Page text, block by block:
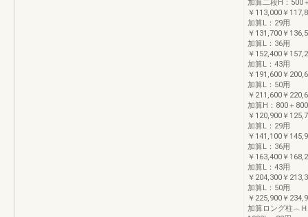
加算二段H：500
￥113,000￥
加算L：29用
￥131,700￥
加算L：36用
￥152,400￥
加算L：43用
￥191,600￥
加算L：50用
￥211,600￥
加算H：800＋
￥120,900￥
加算L：29用
￥141,100￥
加算L：36用
￥163,400￥
加算L：43用
￥204,300￥
加算L：50用
￥225,900￥
加算ロング柱︵